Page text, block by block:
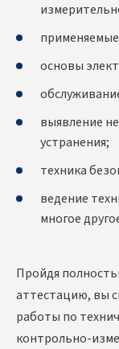
основы
выявление
устранения;
техника
ведение
многое
Пройдя
аттестацию, вы
работы по
контрольно-